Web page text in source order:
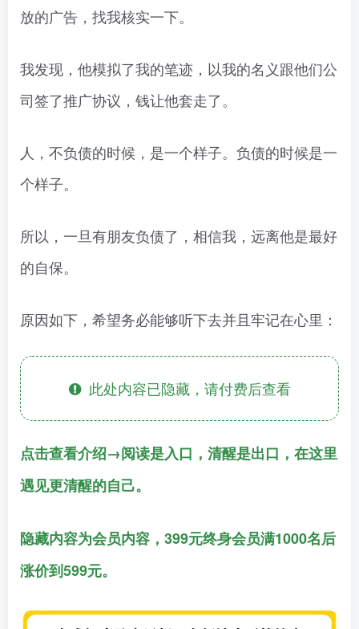
放的广告，找我核实一下。
我发现，他模拟了我的笔迹，以我的名义跟他们公
司签了推广协议，钱让他套走了。
人，不负债的时候，是一个样子。负债的时候是一
个样子。
所以，一旦有朋友负债了，相信我，远离他是最好
的自保。
原因如下，希望务必能够听下去并且牢记在心里：
此处内容已隐藏，请付费后查看
点击查看介绍→阅读是入口，清醒是出口，在这里
遇见更清醒的自己。
隐藏内容为会员内容，399元终身会员满1000名后
涨价到599元。